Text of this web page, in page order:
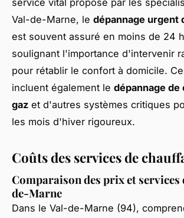
Val-de-Marne, le dépannage urgent
est souvent assuré en moins de 24
soulignant l'importance d'intervenir
pour rétablir le confort à domicile.
incluent également le dépannage de
gaz et d'autres systèmes critiques
les mois d'hiver rigoureux.
Coûts des services de
Comparaison des prix et services
de-Marne
Dans le Val-de-Marne (94),